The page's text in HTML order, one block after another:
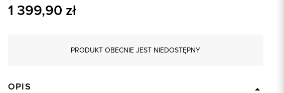
1 399,90 zł
PRODUKT OBECNIE JEST NIEDOSTĘPNY
OPIS